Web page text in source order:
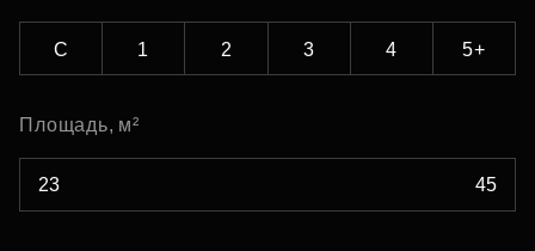
С 1 2 3 4 5+
Площадь, м²